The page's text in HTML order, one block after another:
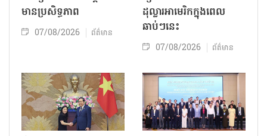
មានប្រសិទ្ធភាព
07/08/2026 ព័ត៌មាន
ដុល្លារអាមេរិកក្នុងពេល
ឆាប់ៗនេះ
07/08/2026 ព័ត៌មាន